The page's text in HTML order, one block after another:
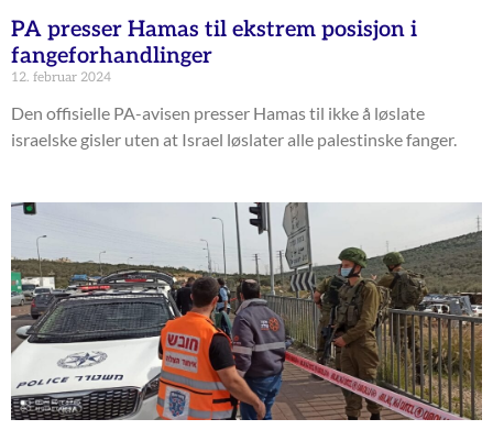
PA presser Hamas til ekstrem posisjon i
fangeforhandlinger
12. februar 2024
Den offisielle PA-avisen presser Hamas til ikke å løslate
israelske gisler uten at Israel løslater alle palestinske fanger.